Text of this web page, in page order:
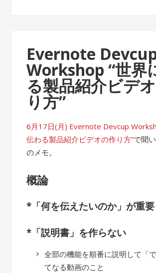
Evernote
Workshop “世界
る製品紹介ビデ
り方”
6月17日(月) Evernote Devcup
伝わる製品紹介ビデオの作り方”で聞
のメモ。
概論
*「何を伝えたいのか」が重要
*「説明書」を作らない
全部の機能を順番に説明して「
てなる動画のこと